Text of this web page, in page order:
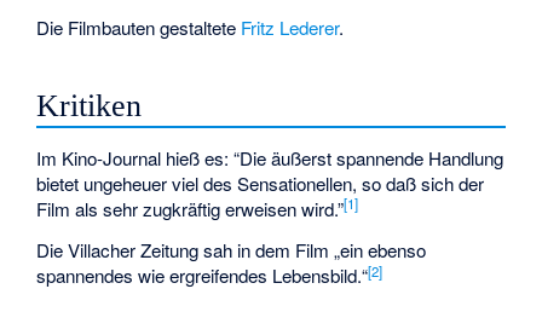
Die Filmbauten gestaltete Fritz Lederer.
Kritiken
Im Kino-Journal hieß es: “Die äußerst spannende Handlung
bietet ungeheuer viel des Sensationellen, so daß sich der
Film als sehr zugkräftig erweisen wird.”[1]
DieVillacher Zeitungsah in dem Film „ein ebenso
spannendes wie ergreifendes Lebensbild.“[2]